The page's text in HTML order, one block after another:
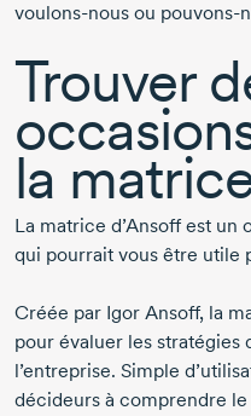
voulons-nous ou pouvons-
Trouver
la
La matrice d’Ansoff est
qui pourrait vous être utile
Créée par Igor Ansoff, la
pour évaluer les stratégies
l’entreprise. Simple
décideurs à comprendre